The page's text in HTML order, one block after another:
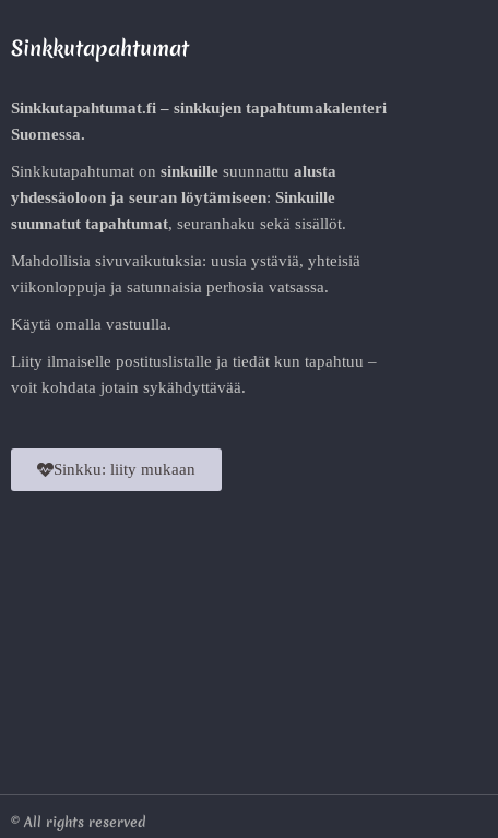
Sinkkutapahtumat
Sinkkutapahtumat.fi – sinkkujen tapahtumakalenteri
Suomessa.
Sinkkutapahtumat on sinkuille suunnattu alusta
yhdessäoloon ja seuran löytämiseen: Sinkuille
suunnatut tapahtumat, seuranhaku sekä sisällöt.
Mahdollisia sivuvaikutuksia: uusia ystäviä, yhteisiä
viikonloppuja ja satunnaisia perhosia vatsassa.
Käytä omalla vastuulla.
Liity ilmaiselle postituslistalle ja tiedät kun tapahtuu –
voit kohdata jotain sykähdyttävää.
Sinkku: liity mukaan
© All rights reserved